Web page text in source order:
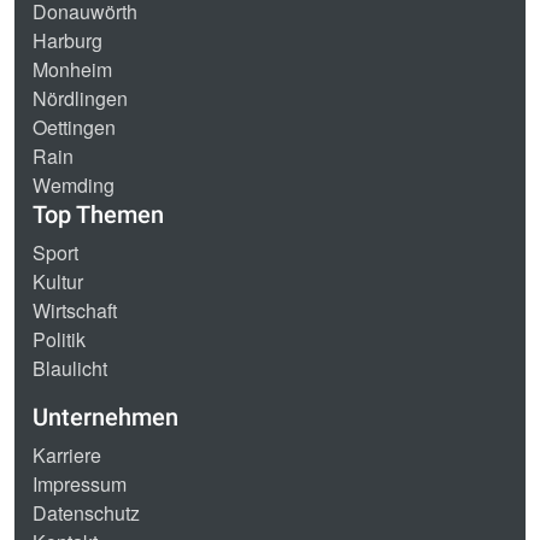
Donauwörth
Harburg
Monheim
Nördlingen
Oettingen
Rain
Wemding
Top Themen
Sport
Kultur
Wirtschaft
Politik
Blaulicht
Unternehmen
Karriere
Impressum
Datenschutz